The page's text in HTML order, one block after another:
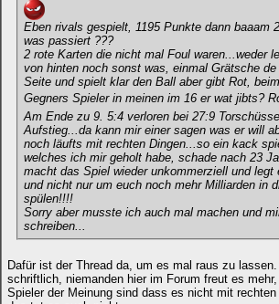
Eben rivals gespielt, 1195 Punkte dann baaam
was passiert ???
2 rote Karten die nicht mal Foul waren...weder
von hinten noch sonst was, einmal Grätsche
Seite und spielt klar den Ball aber gibt Rot,
Gegners Spieler in meinen im 16 er wat jibts?
Am Ende zu 9. 5:4 verloren bei 27:9
Aufstieg...da kann mir einer sagen was er will
noch läufts mit rechten Dingen...so ein kack
welches ich mir geholt habe, schade nach 23
macht das Spiel wieder unkommerziell und legt
und nicht nur um euch noch mehr Milliarden in
spülen!!!!
Sorry aber musste ich auch mal machen und
schreiben...
Dafür ist der Thread da, um es mal raus zu
schriftlich, niemanden hier im Forum freut es
Spieler der Meinung sind dass es nicht mit